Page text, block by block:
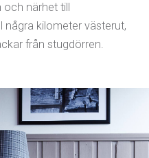
– personligt inredda
och närhet till
några kilometer västerut,
från stugdörren.